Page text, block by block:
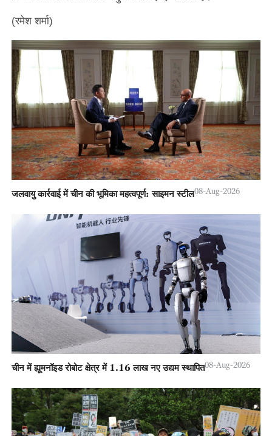
(रमेश शर्मा)
जलवायु कार्रवाई में चीन की भूमिका महत्वपूर्ण: साइमन स्टील08-Aug-2026
चीन में ह्यूमनॉइड रोबोट क्षेत्र में 1.16 लाख नए उद्यम स्थापित08-Aug-2026